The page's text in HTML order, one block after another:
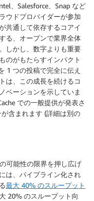
、Salesforce、Snap など
ウドプロバイダーが参加
共通して依存するコアイ
る、オープンで業界全体
しかし、数字よりも重要
のがもたらすインパクト
1 つの投稿で完全に伝え
は、この成長を続けるコ
ベーションを示していま
での一般提供が発表さ
含まれます (詳細は別の
可能性の限界を押し広げ
は、パイプライン化され
最大 40% のスループット
20% のスループット向